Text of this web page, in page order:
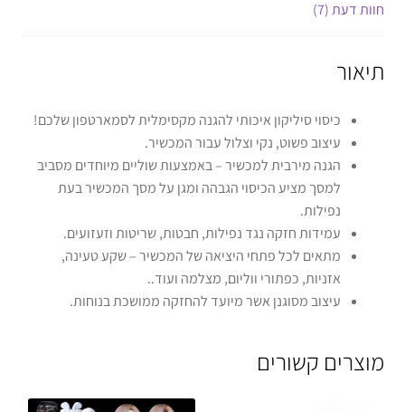
חוות דעת (7)
תיאור
כיסוי סיליקון איכותי להגנה מקסימלית לסמארטפון שלכם!
עיצוב פשוט, נקי וצלול עבור המכשיר.
הגנה מירבית למכשיר – באמצעות שוליים מיוחדים מסביב
למסך מציע הכיסוי הגבהה ומגן על מסך המכשיר בעת
נפילות.
עמידות חזקה נגד נפילות, חבטות, שריטות וזעזועים.
מתאים לכל פתחי היציאה של המכשיר – שקע טעינה,
אזניות, כפתורי ווליום, מצלמה ועוד..
עיצוב מסוגנן אשר מיועד להחזקה ממושכת בנוחות.
מוצרים קשורים